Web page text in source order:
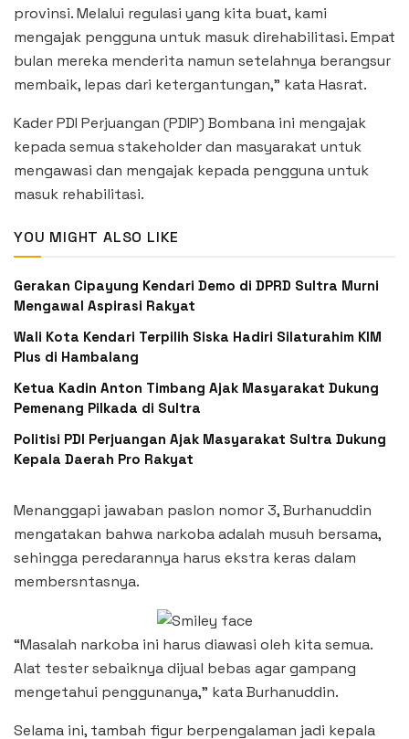
provinsi. Melalui regulasi yang kita buat, kami
mengajak pengguna untuk masuk direhabilitasi. Empat
bulan mereka menderita namun setelahnya berangsur
membaik, lepas dari ketergantungan,” kata Hasrat.
Kader PDI Perjuangan (PDIP) Bombana ini mengajak
kepada semua stakeholder dan masyarakat untuk
mengawasi dan mengajak kepada pengguna untuk
masuk rehabilitasi.
YOU MIGHT ALSO LIKE
Gerakan Cipayung Kendari Demo di DPRD Sultra Murni
Mengawal Aspirasi Rakyat
Wali Kota Kendari Terpilih Siska Hadiri Silaturahim KIM
Plus di Hambalang
Ketua Kadin Anton Timbang Ajak Masyarakat Dukung
Pemenang Pilkada di Sultra
Politisi PDI Perjuangan Ajak Masyarakat Sultra Dukung
Kepala Daerah Pro Rakyat
Menanggapi jawaban paslon nomor 3, Burhanuddin
mengatakan bahwa narkoba adalah musuh bersama,
sehingga peredarannya harus ekstra keras dalam
membersntasnya.
“Masalah narkoba ini harus diawasi oleh kita semua.
Alat tester sebaiknya dijual bebas agar gampang
mengetahui penggunanya,” kata Burhanuddin.
Selama ini, tambah figur berpengalaman jadi kepala